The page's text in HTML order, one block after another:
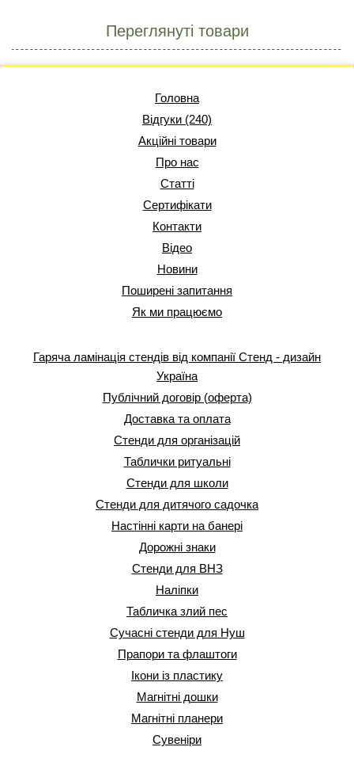
Переглянуті товари
Головна
Відгуки (240)
Акційні товари
Про нас
Статті
Сертифікати
Контакти
Відео
Новини
Поширені запитання
Як ми працюємо
Гаряча ламінація стендів від компанії Стенд - дизайн
Україна
Публічний договір (оферта)
Доставка та оплата
Стенди для організацій
Таблички ритуальні
Стенди для школи
Стенди для дитячого садочка
Настінні карти на банері
Дорожні знаки
Стенди для ВНЗ
Наліпки
Табличка злий пес
Сучасні стенди для Нуш
Прапори та флаштоги
Ікони із пластику
Магнітні дошки
Магнітні планери
Сувеніри